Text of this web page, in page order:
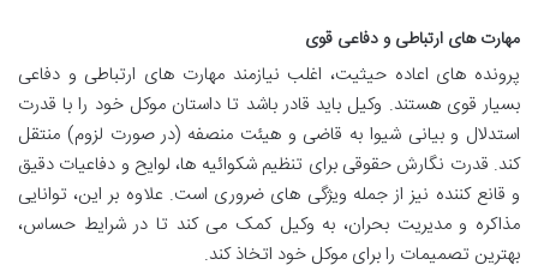
مهارت های ارتباطی و دفاعی قوی
پرونده های اعاده حیثیت، اغلب نیازمند مهارت های ارتباطی و دفاعی
بسیار قوی هستند. وکیل باید قادر باشد تا داستان موکل خود را با قدرت
استدلال و بیانی شیوا به قاضی و هیئت منصفه (در صورت لزوم) منتقل
کند. قدرت نگارش حقوقی برای تنظیم شکوائیه ها، لوایح و دفاعیات دقیق
و قانع کننده نیز از جمله ویژگی های ضروری است. علاوه بر این، توانایی
مذاکره و مدیریت بحران، به وکیل کمک می کند تا در شرایط حساس،
بهترین تصمیمات را برای موکل خود اتخاذ کند.